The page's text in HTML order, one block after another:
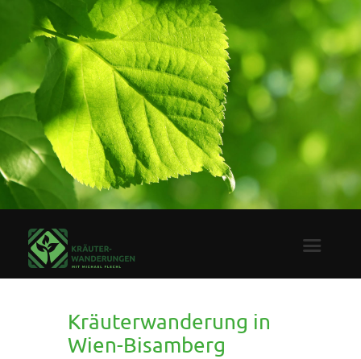
Kräuterwanderung in
Wien-Bisamberg